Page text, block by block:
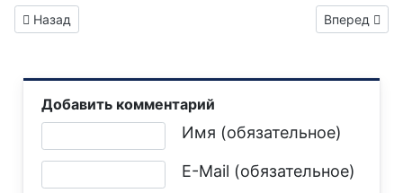
Предыдущий: Газета "Горловка.Сегодня" выпуск №295
Назад Следующий:
Вперед
Добавить комментарий
Имя (обязательное)
E-Mail (обязательное)
Текст комментария